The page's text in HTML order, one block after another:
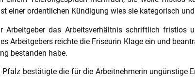
einer ordentlichen Kündigung wies sie kategorisch
Arbeitgeber das Arbeitsverhältnis schriftlich fristlos
Arbeitgebers reichte die Friseurin Klage ein und
bestanden habe.
bestätigte die für die Arbeitnehmerin ungünstige